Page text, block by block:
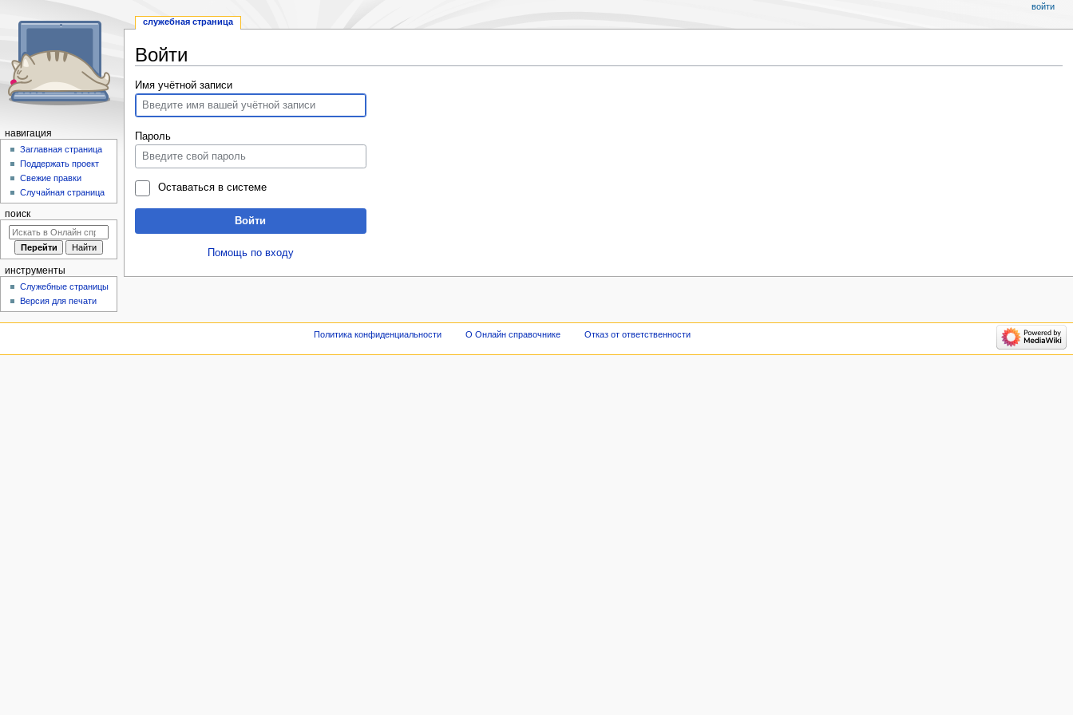
Войти
Перейти
к
навигации
Перейти
к
поиску
Имя учётной записи
Пароль
Оставаться в системе
Войти
Помощь по входу
служебная страница
войти
навигация
Заглавная страница
Поддержать проект
Свежие правки
Случайная страница
поиск
инструменты
Служебные страницы
Версия для печати
Политика конфиденциальности О Онлайн справочнике Отказ от ответственности